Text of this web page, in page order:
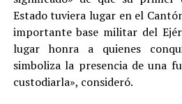
Estado tuviera lugar en el
importante base militar del
lugar honra a quienes
simboliza la presencia de una
custodiarla», consideró.